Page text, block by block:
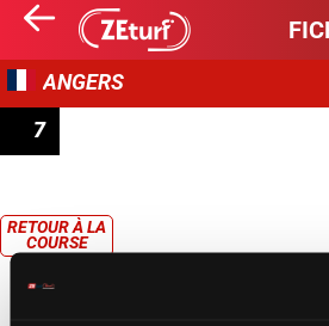
ANGERS
7
RETOUR À LA
COURSE